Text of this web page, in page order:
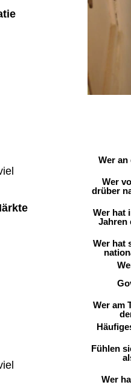
Wer an
Wer
drüber
Wer hat
Jahren
Wer hat
Wer am
Fühlen
Wer